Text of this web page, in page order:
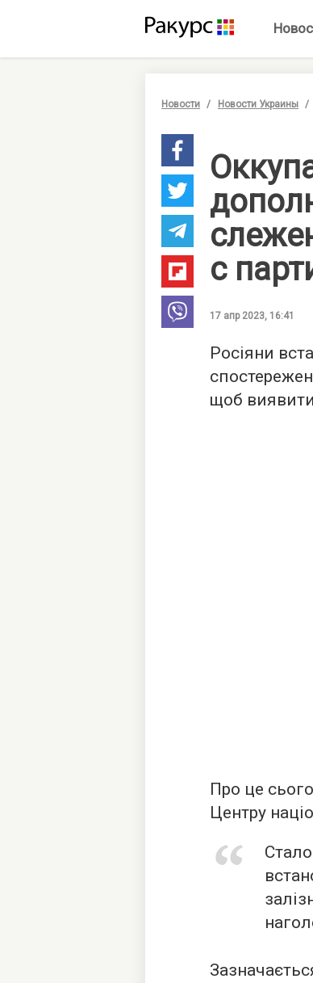
Новости Новости Украины
с
17 апр 2023, 16:41
Росіяни
щоб
Про це
Центру